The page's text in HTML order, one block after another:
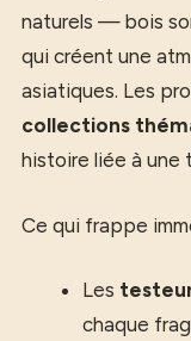
naturels — bois
qui créent une
asiatiques. Les
collections
histoire liée à une
Ce qui frappe
Les
chaque